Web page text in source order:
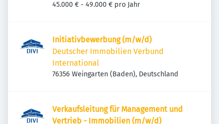
45.000 € - 49.000 € pro Jahr
Initiativbewerbung (m/w/d)
Deutscher Immobilien Verbund
International
76356 Weingarten (Baden), Deutschland
Verkaufsleitung für Management und
Vertrieb - Immobilien (m/w/d)